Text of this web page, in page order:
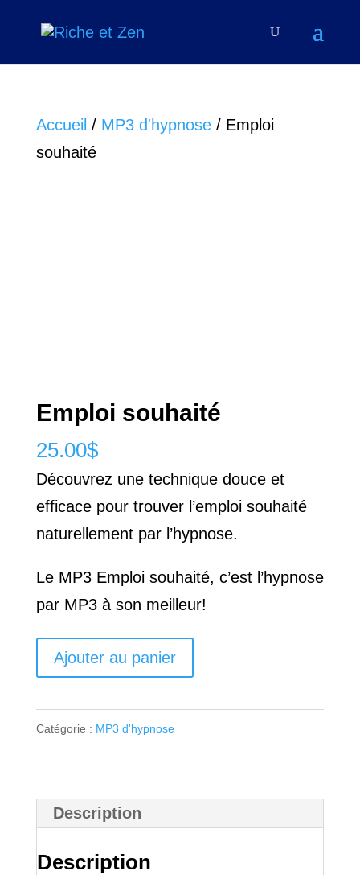
Accueil / MP3 d'hypnose/ Emploi
souhaité
Emploi souhaité
25.00$
Découvrez une technique douce et
efficace pour trouver l’emploi souhaité
naturellement par l’hypnose.
Le MP3 Emploi souhaité, c’est l’hypnose
par MP3 à son meilleur!
quantité
de
Emploi
souhaité
Ajouter au panier
Catégorie : MP3 d'hypnose
Description
Description